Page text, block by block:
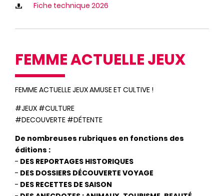
Fiche technique 2026
FEMME ACTUELLE JEUX
FEMME ACTUELLE JEUX AMUSE ET CULTIVE !
#JEUX #CULTURE
#DECOUVERTE #DÉTENTE
De nombreuses rubriques en fonctions des
éditions :
- DES REPORTAGES HISTORIQUES
- DES DOSSIERS DÉCOUVERTE VOYAGE
- DES RECETTES DE SAISON